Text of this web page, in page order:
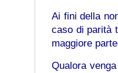
Ai fini della
caso di parità
maggiore
Qualora